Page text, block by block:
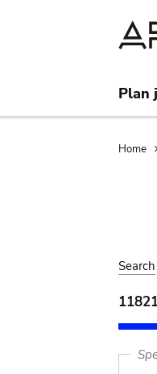
Plan
Home
Search